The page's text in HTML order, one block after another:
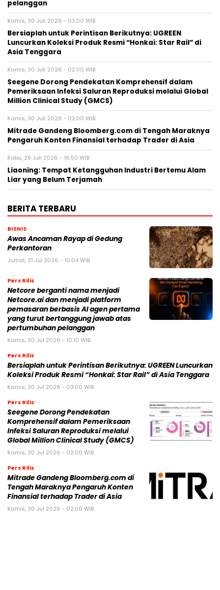
pelanggan
Kamis, 30 Juli 2026 - 03:00 WIB
Bersiaplah untuk Perintisan Berikutnya: UGREEN
Luncurkan Koleksi Produk Resmi “Honkai: Star Rail” di
Asia Tenggara
Kamis, 30 Juli 2026 - 02:00 WIB
Seegene Dorong Pendekatan Komprehensif dalam
Pemeriksaan Infeksi Saluran Reproduksi melalui Global
Million Clinical Study (GMCS)
Kamis, 30 Juli 2026 - 02:00 WIB
Mitrade Gandeng Bloomberg.com di Tengah Maraknya
Pengaruh Konten Finansial terhadap Trader di Asia
Rabu, 29 Juli 2026 - 16:50 WIB
Liaoning: Tempat Ketangguhan Industri Bertemu Alam
Liar yang Belum Terjamah
BERITA TERBARU
BISNIS
Awas Ancaman Rayap di Gedung
Perkantoran
Jumat, 31 Jul 2026 - 10:04 WIB
Pers Rilis
Netcore berganti nama menjadi
Netcore.ai dan menjadi platform
pemasaran berbasis AI agen pertama
yang turut bertanggung jawab atas
pertumbuhan pelanggan
Kamis, 30 Jul 2026 - 10:10 WIB
Pers Rilis
Bersiaplah untuk Perintisan Berikutnya: UGREEN Luncurkan
Koleksi Produk Resmi “Honkai: Star Rail” di Asia Tenggara
Kamis, 30 Jul 2026 - 03:00 WIB
Pers Rilis
Seegene Dorong Pendekatan
Komprehensif dalam Pemeriksaan
Infeksi Saluran Reproduksi melalui
Global Million Clinical Study (GMCS)
Kamis, 30 Jul 2026 - 02:00 WIB
Pers Rilis
Mitrade Gandeng Bloomberg.com di
Tengah Maraknya Pengaruh Konten
Finansial terhadap Trader di Asia
Kamis, 30 Jul 2026 - 02:00 WIB